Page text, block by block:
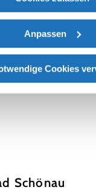
Anpassen
Cookies
Schönau